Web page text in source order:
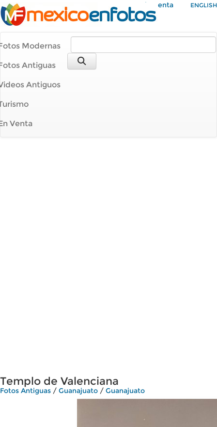
Mi Cuenta ENGLISH
Modernas
Antiguas
Antiguos
Venta
Templo de Valenciana
Fotos Antiguas / Guanajuato / Guanajuato